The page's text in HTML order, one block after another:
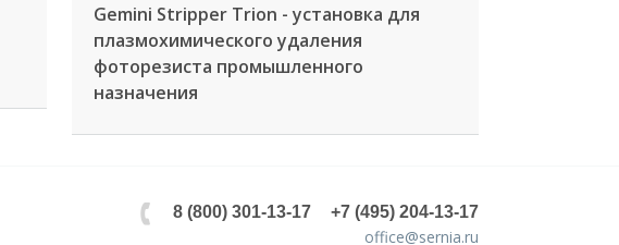
Gemini Stripper Trion - установка для
плазмохимического удаления
фоторезиста промышленного
назначения
+7 (495) 204-13-17
8 (800) 301-13-17
office@sernia.ru